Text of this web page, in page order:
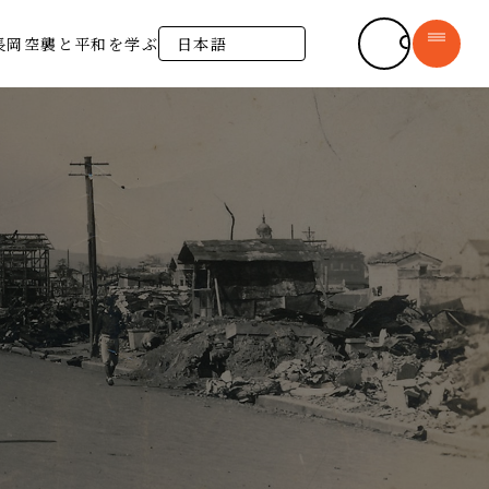
岡空襲と平和を学ぶ
長岡戦災資料館
長岡空襲について
長岡市の平和への思い
デジタルアーカイブ
─ 収蔵資料
長岡空襲と平和を学ぶ
新着情報
─ お知らせ
─ 運営ボランティア
書籍販売
施設紹介